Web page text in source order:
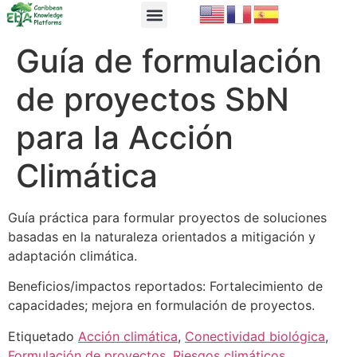
Guía de formulación
de proyectos SbN
para la Acción
Climática
Guía práctica para formular proyectos de soluciones
basadas en la naturaleza orientados a mitigación y
adaptación climática.
Beneficios/impactos reportados: Fortalecimiento de
capacidades; mejora en formulación de proyectos.
Etiquetado Acción climática, Conectividad biológica,